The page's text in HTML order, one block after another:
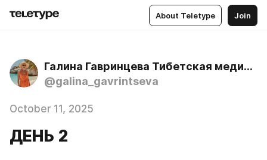
About Teletype Join
Галина Гавринцева Тибетская медицина, аюрведа, йога
@galina_gavrintseva
October 11, 2025
ДЕНЬ 2